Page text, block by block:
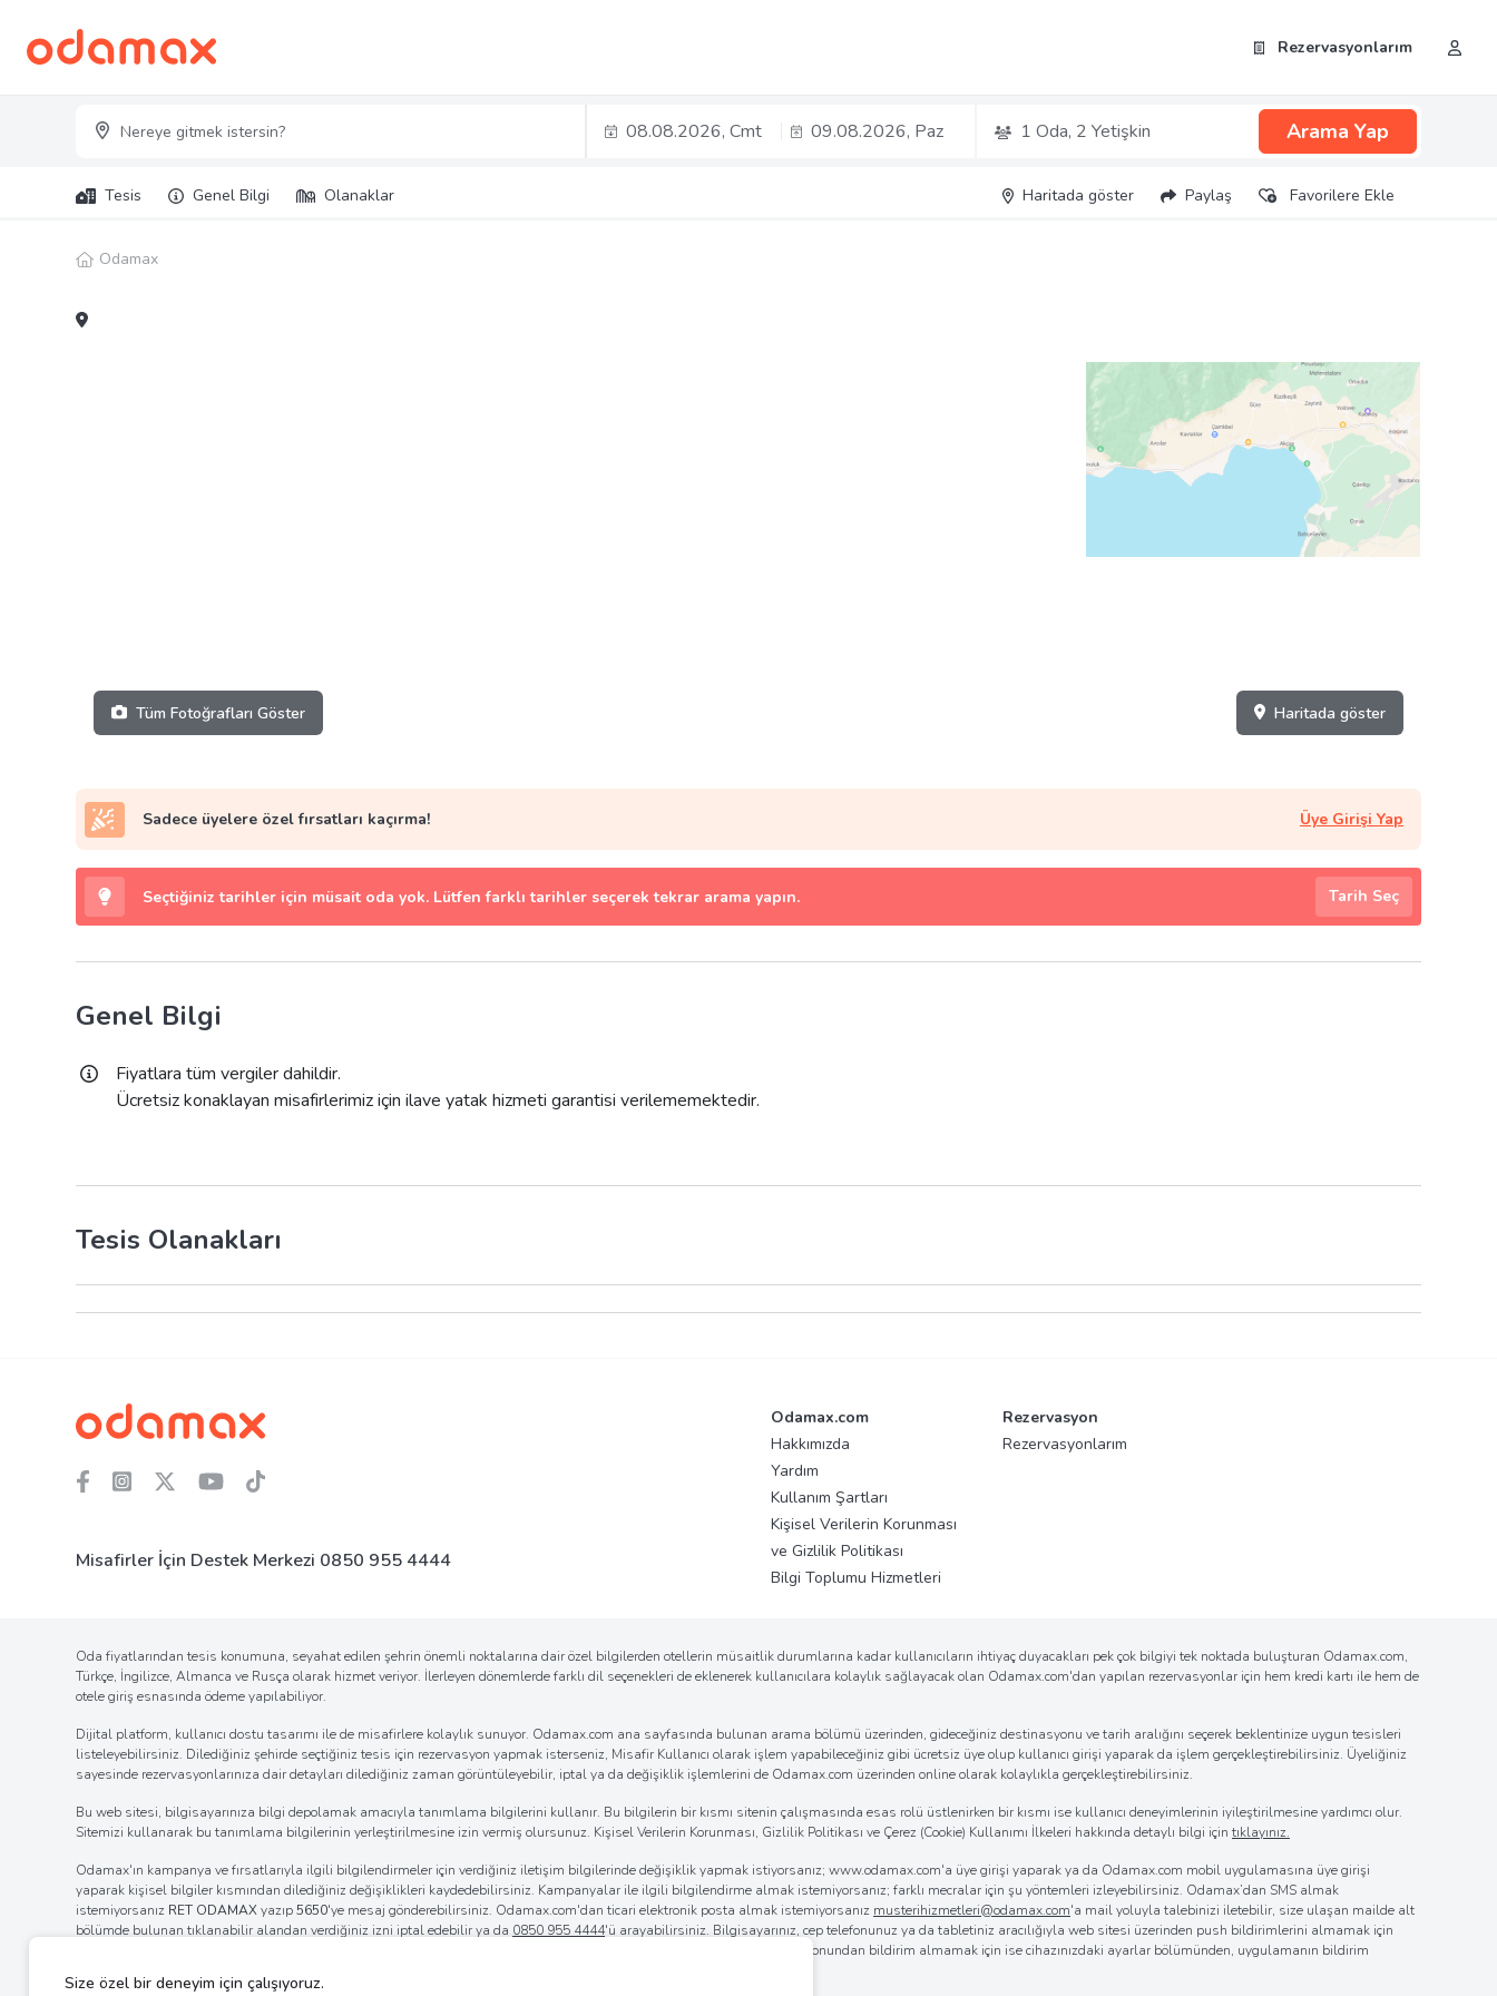
Rezervasyonlarım
08.08.2026, Cmt 09.08.2026, Paz 1 Oda, 2 Yetişkin Arama Yap
Tesis Genel Bilgi Olanaklar Haritada göster Paylaş Favorilere Ekle
Odamax
Tüm Fotoğrafları Göster Haritada göster
Sadece üyelere özel fırsatları kaçırma! Üye Girişi Yap
Seçtiğiniz tarihler için müsait oda yok. Lütfen farklı tarihler seçerek tekrar arama yapın. Tarih Seç
Genel Bilgi
Fiyatlara tüm vergiler dahildir.
Ücretsiz konaklayan misafirlerimiz için ilave yatak hizmeti garantisi verilememektedir.
Tesis Olanakları
Misafirler İçin Destek Merkezi 0850 955 4444
Odamax.com
Hakkımızda
Yardım
Kullanım Şartları
Kişisel Verilerin Korunması
ve Gizlilik Politikası
Bilgi Toplumu Hizmetleri
Rezervasyon
Rezervasyonlarım
Oda fiyatlarından tesis konumuna, seyahat edilen şehrin önemli noktalarına dair özel bilgilerden otellerin müsaitlik durumlarına kadar kullanıcıların ihtiyaç duyacakları pek çok bilgiyi tek noktada buluşturan Odamax.com,
Türkçe, İngilizce, Almanca ve Rusça olarak hizmet veriyor. İlerleyen dönemlerde farklı dil seçenekleri de eklenerek kullanıcılara kolaylık sağlayacak olan Odamax.com'dan yapılan rezervasyonlar için hem kredi kartı ile hem de
otele giriş esnasında ödeme yapılabiliyor.
Dijital platform, kullanıcı dostu tasarımı ile de misafirlere kolaylık sunuyor. Odamax.com ana sayfasında bulunan arama bölümü üzerinden, gideceğiniz destinasyonu ve tarih aralığını seçerek beklentinize uygun tesisleri
listeleyebilirsiniz. Dilediğiniz şehirde seçtiğiniz tesis için rezervasyon yapmak isterseniz, Misafir Kullanıcı olarak işlem yapabileceğiniz gibi ücretsiz üye olup kullanıcı girişi yaparak da işlem gerçekleştirebilirsiniz. Üyeliğiniz
sayesinde rezervasyonlarınıza dair detayları dilediğiniz zaman görüntüleyebilir, iptal ya da değişiklik işlemlerini de Odamax.com üzerinden online olarak kolaylıkla gerçekleştirebilirsiniz.
Bu web sitesi, bilgisayarınıza bilgi depolamak amacıyla tanımlama bilgilerini kullanır. Bu bilgilerin bir kısmı sitenin çalışmasında esas rolü üstlenirken bir kısmı ise kullanıcı deneyimlerinin iyileştirilmesine yardımcı olur.
Sitemizi kullanarak bu tanımlama bilgilerinin yerleştirilmesine izin vermiş olursunuz. Kişisel Verilerin Korunması, Gizlilik Politikası ve Çerez (Cookie) Kullanımı İlkeleri hakkında detaylı bilgi için tıklayınız.
Odamax'ın kampanya ve fırsatlarıyla ilgili bilgilendirmeler için verdiğiniz iletişim bilgilerinde değişiklik yapmak istiyorsanız; www.odamax.com'a üye girişi yaparak ya da Odamax.com mobil uygulamasına üye girişi
yaparak kişisel bilgiler kısmından dilediğiniz değişiklikleri kaydedebilirsiniz. Kampanyalar ile ilgili bilgilendirme almak istemiyorsanız; farklı mecralar için şu yöntemleri izleyebilirsiniz. Odamax’dan SMS almak
istemiyorsanız RET ODAMAXyazıp5650'ye mesaj gönderebilirsiniz. Odamax.com'dan ticari elektronik posta almak istemiyorsanız musterihizmetleri@odamax.com'a mail yoluyla talebinizi iletebilir, size ulaşan mailde alt
bölümde bulunan tıklanabilir alandan verdiğiniz izni iptal edebilir ya da 0850 955 4444'ü arayabilirsiniz. Bilgisayarınız, cep telefonunuz ya da tabletiniz aracılığıyla web sitesi üzerinden push bildirimlerini almamak için
internet tarayıcınızın ayarlar bölümünden bildirim izinlerinin kaldırılmasını sağlayabilirsiniz. Odamax.com mobil aplikasyonundan bildirim almamak için ise cihazınızdaki ayarlar bölümünden, uygulamanın bildirim